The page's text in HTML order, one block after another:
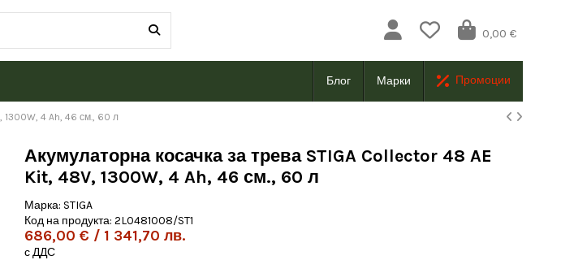
0,00 €
Промоции
Марки
Блог
1300W, 4 Ah, 46 см., 60 л
Акумулаторна косачка за трева STIGA Collector 48 AE
Kit, 48V, 1300W, 4 Ah, 46 см., 60 л
Марка: STIGA
Код на продукта: 2L0481008/ST1
686,00 € / 1 341,70 лв.
с ДДС